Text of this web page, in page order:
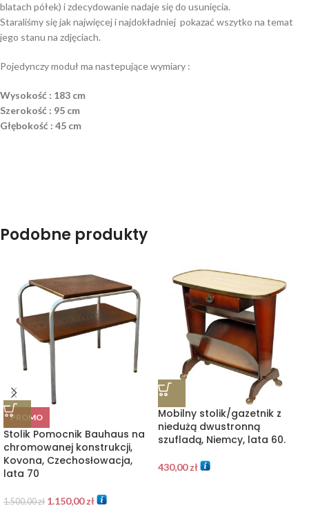
blatach półek) i zdecydowanie nadaje się do usunięcia.
Staraliśmy się jak najwięcej i najdokładniej pokazać wszytko na temat
jego stanu na zdjęciach.
Pojedynczy moduł ma nastepujące wymiary :
Wysokość : 183 cm
Szerokość : 95 cm
Głębokość : 45 cm
Podobne produkty
PROMO
Stolik Pomocnik Bauhaus na
chromowanej konstrukcji,
Kovona, Czechosłowacja,
lata 70
1.500,00zł 1.150,00zł
Mobilny stolik/gazetnik z
niedużą dwustronną
szufladą, Niemcy, lata 60.
430,00zł